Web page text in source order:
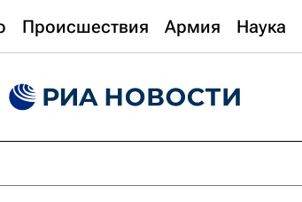
Происшествия Армия Наука